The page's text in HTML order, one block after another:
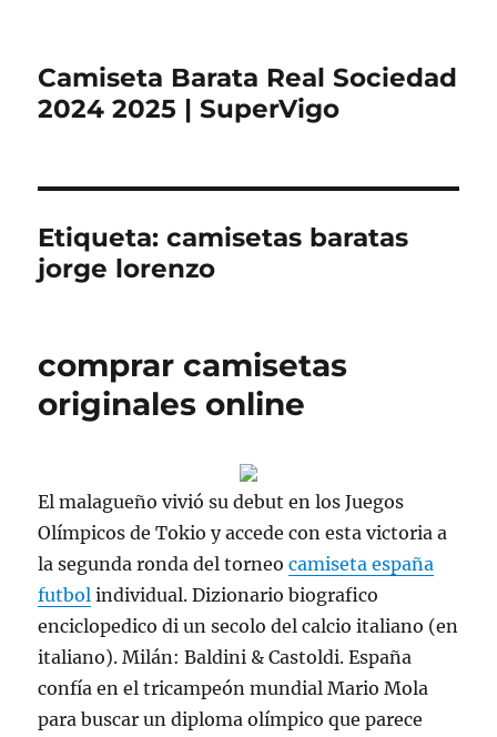
Camiseta Barata Real Sociedad
2024 2025 | SuperVigo
Etiqueta:camisetas baratas
jorge lorenzo
comprar camisetas
originales online
El malagueño vivió su debut en los Juegos
Olímpicos de Tokio y accede con esta victoria a
la segunda ronda del torneocamiseta españa
futbol individual. Dizionario biografico
enciclopedico di un secolo del calcio italiano (en
italiano). Milán: Baldini & Castoldi. España
confía en el tricampeón mundial Mario Mola
para buscar un diploma olímpico que parece